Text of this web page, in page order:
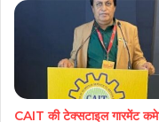
CAIT की टेक्सटाइल गारमेंट